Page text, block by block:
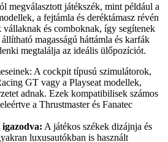
megválasztott játékszék, mint például a
a fejtámla és deréktámasz révén
vállaknak és comboknak, így segítenek
magasságú háttámla és karfák
megtalálja az ideális ülőpozíciót.
A cockpit típusú szimulátorok,
GT vagy a Playseat modellek,
adnak. Ezek kompatibilisek számos
a Thrustmaster és Fanatec
A játékos székek dizájnja és
luxusautókban is használt